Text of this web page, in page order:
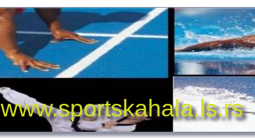
www.sportskahala.ls.rs